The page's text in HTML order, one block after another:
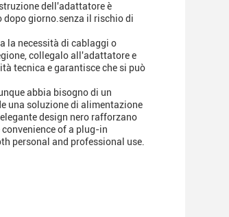
dell'adattatore è
giorno.senza il rischio di
la necessità di cablaggi o
collegalo all'adattatore e
tecnica e garantisce che si può
abbia bisogno di un
una soluzione di alimentazione
design nero rafforzano
of a plug-in
personal and professional use.